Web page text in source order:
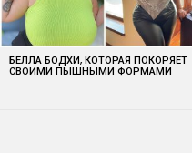
БЕЛЛА БОДХИ, КОТОРАЯ ПОКОРЯЕТ
СВОИМИ ПЫШНЫМИ ФОРМАМИ